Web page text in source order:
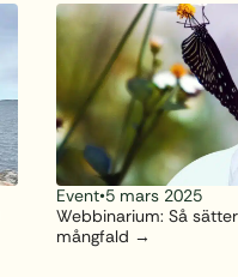
Event•5 mars 2025
Webbinarium: Så
mångfald